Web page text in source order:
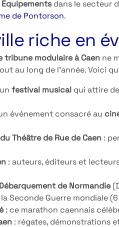
Équipementsdans le secteur
de Pontorson.
riche en
tribune modulaire à Caen ne
au long de l’année. Voici
festival musical qui attire
événement consacré au
Théâtre de Rue de Caen :
: auteurs, éditeurs et
de Normandie
Seconde Guerre mondiale
: ce marathon caennais
: régates, démonstrations